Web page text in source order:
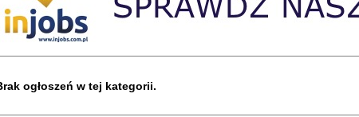
ogłoszeń w tej kategorii.